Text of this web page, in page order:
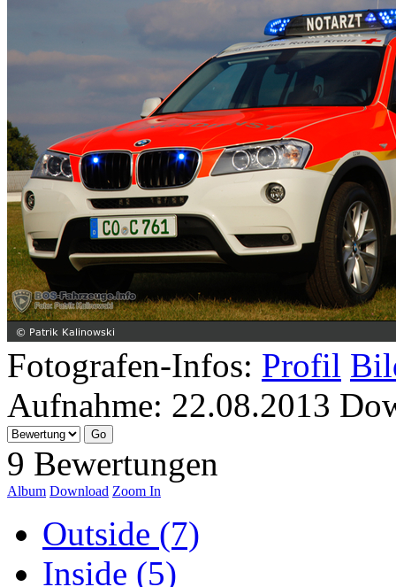
Fotografen-Infos: Profil
Aufnahme: 22.08.2013
9 Bewertungen
Album Download Zoom In
Outside (7)
Inside (5)